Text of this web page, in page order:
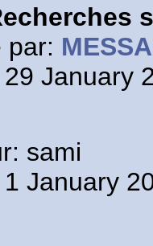
par:
January
sami
January